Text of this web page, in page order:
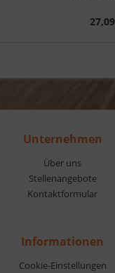
Unternehmen
Über uns
Stellenangebote
Kontaktformular
Informationen
Cookie-Einstellungen